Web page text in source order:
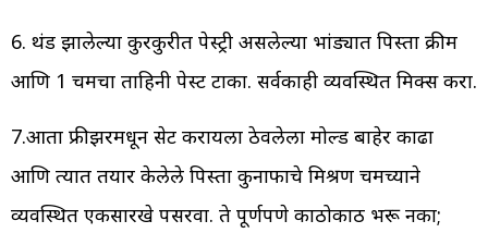
6. थंड झालेल्या कुरकुरीत पेस्ट्री असलेल्या भांड्यात पिस्ता क्रीम
आणि 1 चमचा ताहिनी पेस्ट टाका. सर्वकाही व्यवस्थित मिक्स करा.
7.आता फ्रीझरमधून सेट करायला ठेवलेला मोल्ड बाहेर काढा
आणि त्यात तयार केलेले पिस्ता कुनाफाचे मिश्रण चमच्याने
व्यवस्थित एकसारखे पसरवा. ते पूर्णपणे काठोकाठ भरू नका;